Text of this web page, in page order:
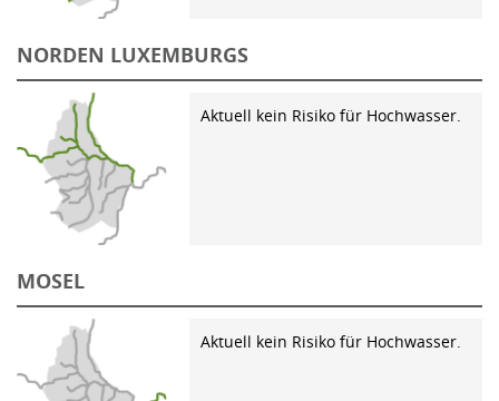
NORDEN LUXEMBURGS
Aktuell kein Risiko für Hochwasser.
MOSEL
Aktuell kein Risiko für Hochwasser.